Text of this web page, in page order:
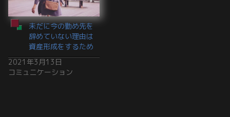
未だに今の勤め先を
辞めていない理由は
資産形成をするため
2021年3月13日
コミュニケーション